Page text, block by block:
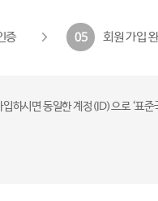
증 05 회원 가입
하시면 동일한 계정(ID)으로 ‘표준